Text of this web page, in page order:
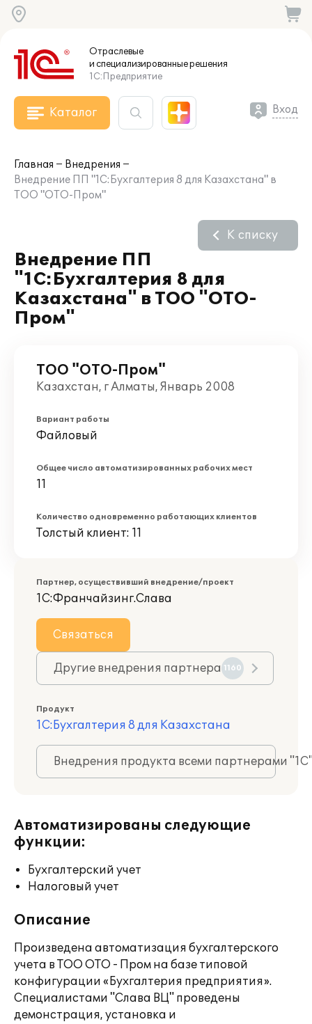
Отраслевые
и специализированныерешения
1С:Предприятие
Каталог Вход
Главная
Внедрения
Внедрение ПП "1С:Бухгалтерия 8 для Казахстана" в
ТОО "ОТО-Пром"
Внедрение ПП
"1С:Бухгалтерия 8 для
Казахстана" в ТОО "ОТО-
Пром"
К списку
ТОО "ОТО-Пром"
Казахстан, г Алматы, Январь 2008
Вариант работы
Файловый
Общее число автоматизированных рабочих мест
11
Количество одновременно работающих клиентов
Толстый клиент: 11
Партнер, осуществивший внедрение/проект
1С:Франчайзинг.Слава
Связаться
Другие внедрения партнера 1160
Продукт
1С:Бухгалтерия 8 для Казахстана
Внедрения продукта всеми партнерами
Автоматизированы следующие
функции:
Бухгалтерский учет
Налоговый учет
Описание
Произведена автоматизация бухгалтерского
учета в ТОО ОТО - Пром на базе типовой
конфигурации «Бухгалтерия предприятия».
Специалистами "Слава ВЦ" проведены
демонстрация, установка и